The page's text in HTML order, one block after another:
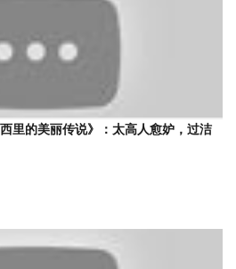
里的美丽传说》：太高人愈妒，过洁